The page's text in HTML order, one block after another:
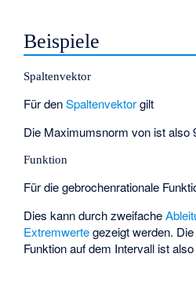
Beispiele
Spaltenvektor
Für denSpaltenvektor gilt
Die Maximumsnorm von ist also
Funktion
Für diegebrochenrationale
Dies kann durch zweifache
Extremwertegezeigt werden.
Funktionauf dem Intervall ist also